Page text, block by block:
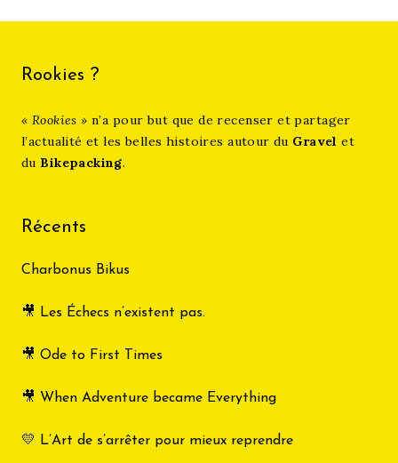
Rookies ?
« Rookies »n’a pour but que de recenser et partager
l’actualité et les belles histoires autour du Gravel et
du Bikepacking.
Récents
Charbonus Bikus
🎥 Les Échecs n’existent pas.
🎥 Ode to First Times
🎥 When Adventure became Everything
💛 L’Art de s’arrêter pour mieux reprendre